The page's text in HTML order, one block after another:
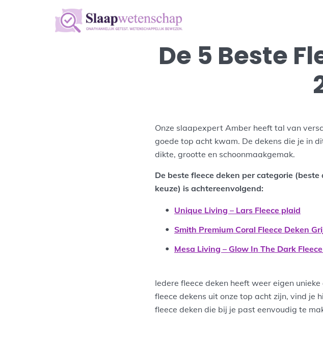
De 5 Beste
Onze slaapexpert Amber heeft tal van
goede top acht kwam. De dekens die je in
dikte, grootte en schoonmaakgemak.
De beste fleece deken per categorie
keuze) is achtereenvolgend:
Unique Living – Lars Fleece plaid
Smith Premium Coral Fleece Deken
Mesa Living – Glow In The Dark
Iedere fleece deken heeft weer eigen
fleece dekens uit onze top acht zijn, vind je
fleece deken die bij je past eenvoudig te